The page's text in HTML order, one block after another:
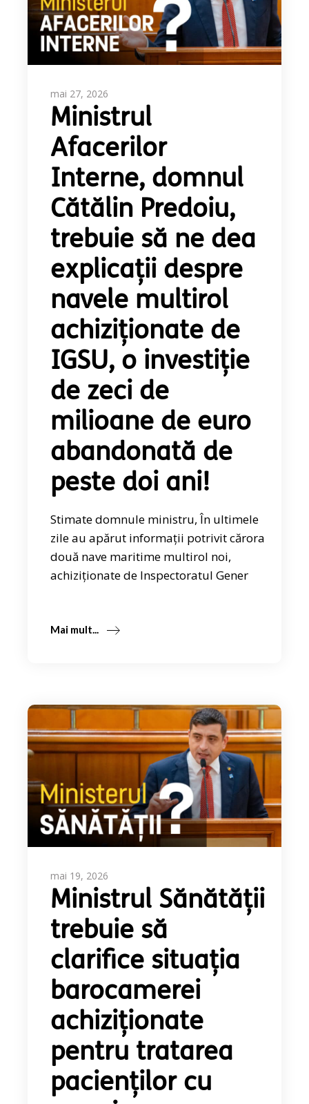
mai 27, 2026
Ministrul
Afacerilor
Interne, domnul
Cătălin Predoiu,
trebuie să ne dea
explicații despre
navele multirol
achiziționate de
IGSU, o investiție
de zeci de
milioane de euro
abandonată de
peste doi ani!
Stimate domnule ministru, În ultimele
zile au apărut informații potrivit cărora
două nave maritime multirol noi,
achiziționate de Inspectoratul Gener
Mai mult...
mai 19, 2026
Ministrul Sănătății
trebuie să
clarifice situația
barocamerei
achiziționate
pentru tratarea
pacienților cu